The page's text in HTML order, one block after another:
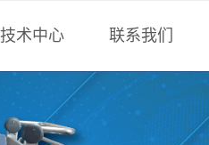
技术中心
技术文章
行业技术
联系我们
联系方式